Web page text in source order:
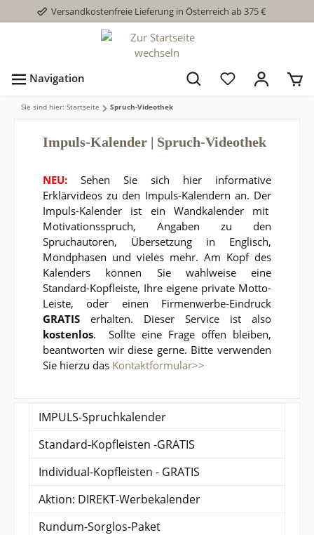
Versandkostenfreie Lieferung in Österreich ab 375 €
Navigation
Sie sind hier: Startseite Spruch-Videothek
Impuls-Kalender | Spruch-Videothek
NEU: Sehen Sie sich hier informative
Erklärvideos zu den Impuls-Kalendern an. Der
Impuls-Kalender ist ein Wandkalender mit
Motivationsspruch, Angaben zu den
Spruchautoren, Übersetzung in Englisch,
Mondphasen und vieles mehr. Am Kopf des
Kalenders können Sie wahlweise eine
Standard-Kopfleiste, Ihre eigene private Motto-
Leiste, oder einen Firmenwerbe-Eindruck
GRATIS erhalten. Dieser Service ist also
kostenlos. Sollte eine Frage offen bleiben,
beantworten wir diese gerne. Bitte verwenden
Sie hierzu das Kontaktformular>>
IMPULS-Spruchkalender
Standard-Kopfleisten -GRATIS
Individual-Kopfleisten - GRATIS
Aktion: DIREKT-Werbekalender
Rundum-Sorglos-Paket